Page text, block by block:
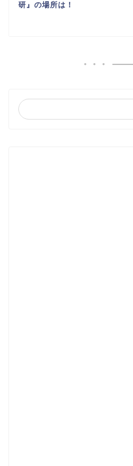
研』の場所は！